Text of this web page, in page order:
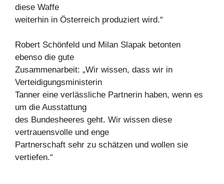
diese Waffe
weiterhin in Österreich produziert wird.“
Robert Schönfeld und Milan Slapak betonten
ebenso die gute
Zusammenarbeit: „Wir wissen, dass wir in
Verteidigungsministerin
Tanner eine verlässliche Partnerin haben, wenn es
um die Ausstattung
des Bundesheeres geht. Wir wissen diese
vertrauensvolle und enge
Partnerschaft sehr zu schätzen und wollen sie
vertiefen.“